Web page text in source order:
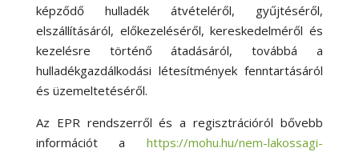
képződő hulladék átvételéről, gyűjtéséről,
elszállításáról, előkezeléséről, kereskedelméről és
kezelésre történő átadásáról, továbbá a
hulladékgazdálkodási létesítmények fenntartásáról
és üzemeltetéséről.
Az EPR rendszerről és a regisztrációról bővebb
információt ahttps://mohu.hu/nem-lakossagi-